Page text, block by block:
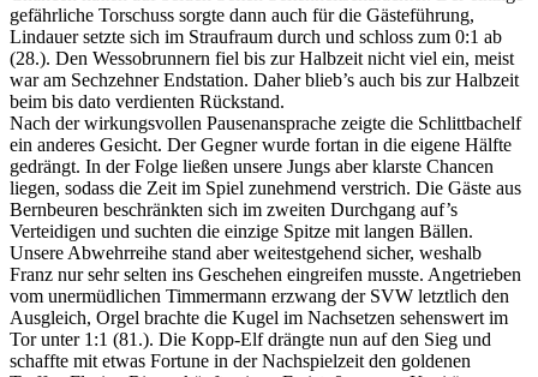
gefährliche Torschuss sorgte dann auch für die Gästeführung,
Lindauer setzte sich im Straufraum durch und schloss zum 0:1 ab
(28.). Den Wessobrunnern fiel bis zur Halbzeit nicht viel ein, meist
war am Sechzehner Endstation. Daher blieb’s auch bis zur Halbzeit
beim bis dato verdienten Rückstand.
Nach der wirkungsvollen Pausenansprache zeigte die Schlittbachelf
ein anderes Gesicht. Der Gegner wurde fortan in die eigene Hälfte
gedrängt. In der Folge ließen unsere Jungs aber klarste Chancen
liegen, sodass die Zeit im Spiel zunehmend verstrich. Die Gäste aus
Bernbeuren beschränkten sich im zweiten Durchgang auf’s
Verteidigen und suchten die einzige Spitze mit langen Bällen.
Unsere Abwehrreihe stand aber weitestgehend sicher, weshalb
Franz nur sehr selten ins Geschehen eingreifen musste. Angetrieben
vom unermüdlichen Timmermann erzwang der SVW letztlich den
Ausgleich, Orgel brachte die Kugel im Nachsetzen sehenswert im
Tor unter 1:1 (81.). Die Kopp-Elf drängte nun auf den Sieg und
schaffte mit etwas Fortune in der Nachspielzeit den goldenen